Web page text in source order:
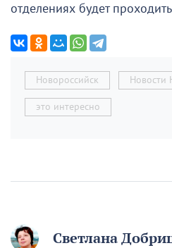
отделениях будет
Новороссийск Новости
это интересно
Светлана